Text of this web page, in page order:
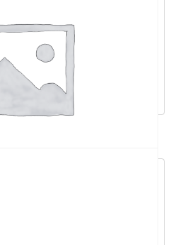
bij – 920-011930
209,09
u košaricu